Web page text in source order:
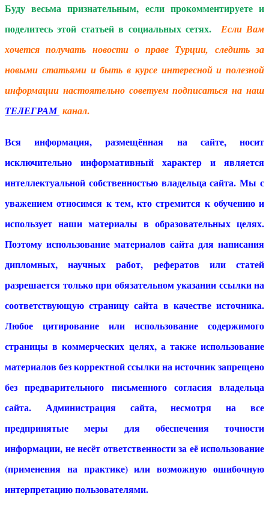
Буду весьма признательным, если прокомментируете и
поделитесь этой статьей в социальных сетях.
Если Вам
хочется получать новости о праве Турции, следить за
новыми статьями и быть в курсе интересной и полезной
информации настоятельно советуем подписаться на наш
ТЕЛЕГРАМ канал.
Вся информация, размещённая на сайте, носит
исключительно информативный характер и является
интеллектуальной собственностью владельца сайта. Мы с
уважением относимся к тем, кто стремится к обучению и
использует наши материалы в образовательных целях.
Поэтому использование материалов сайта для написания
дипломных, научных работ, рефератов или статей
разрешается только при обязательном указании ссылки на
соответствующую страницу сайта в качестве источника.
Любое цитирование или использование содержимого
страницы в коммерческих целях, а также использование
материалов без корректной ссылки на источник запрещено
без предварительного письменного согласия владельца
сайта. Администрация сайта, несмотря на все
предпринятые меры для обеспечения точности
информации, не несёт ответственности за её использование
(применения на практике) или возможную ошибочную
интерпретацию пользователями.